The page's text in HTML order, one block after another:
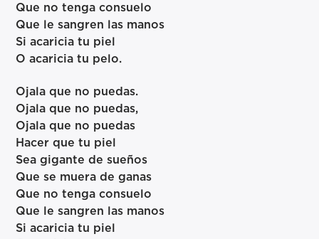
Que no tenga consuelo
Que le sangren las manos
Si acaricia tu piel
O acaricia tu pelo.
Ojala que no puedas.
Ojala que no puedas,
Ojala que no puedas
Hacer que tu piel
Sea gigante de sueños
Que se muera de ganas
Que no tenga consuelo
Que le sangren las manos
Si acaricia tu piel